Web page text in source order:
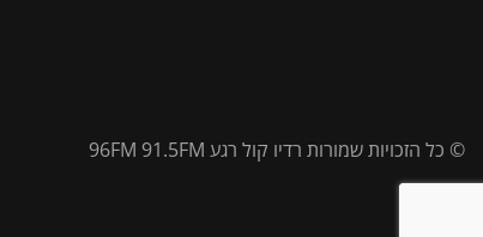
© כל הזכויות שמורות רדיו קול רגע 96FM 91.5FM